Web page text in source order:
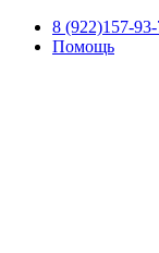
8 (922)157-
Помощь